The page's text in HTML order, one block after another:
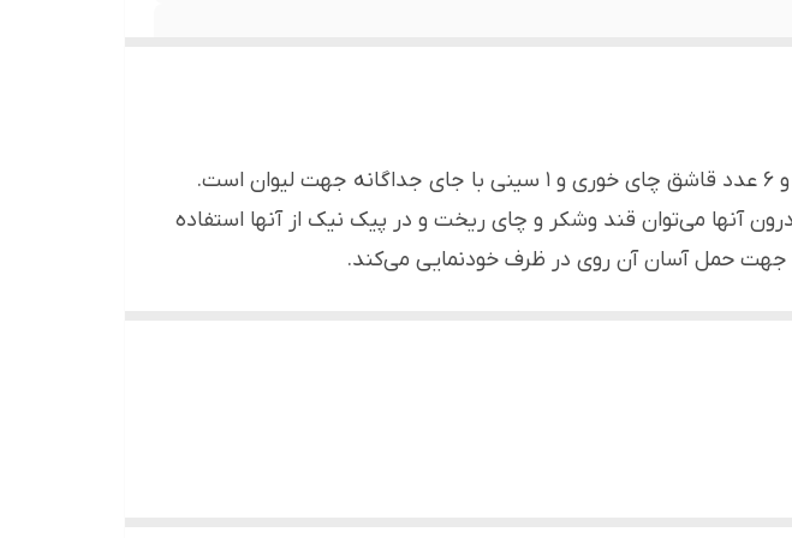
و ...
ست صبحانه خوری 6 نفره لیمون، مجموعه‌ای بسیار کاربردی شامل 6 عدد لیوان و 6 عدد قاشق چای خوری و 1 سینی با جای جداگانه جهت لیوان است.
که درون آنها می‌توان قند وشکر و چای ریخت و در پیک نیک از آنها استفاده
جهت حمل آسان آن روی در ظرف خودنمایی می‌کند.